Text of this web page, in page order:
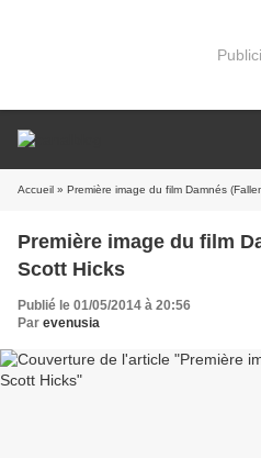
Accueil » Première image du film Damnés
Première image du film
Scott Hicks
Publié le 01/05/2014 à 20:56
Par evenusia